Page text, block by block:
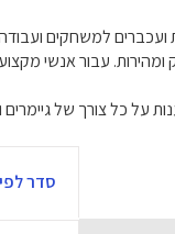
על כל צורך של גיימרים
סדר